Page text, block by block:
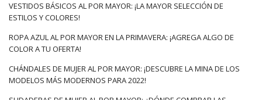
VESTIDOS BÁSICOS AL POR MAYOR: ¡LA MAYOR SELECCIÓN DE
ESTILOS Y COLORES!
ROPA AZUL AL POR MAYOR EN LA PRIMAVERA: ¡AGREGA ALGO DE
COLOR A TU OFERTA!
CHÁNDALES DE MUJER AL POR MAYOR: ¡DESCUBRE LA MINA DE LOS
MODELOS MÁS MODERNOS PARA 2022!